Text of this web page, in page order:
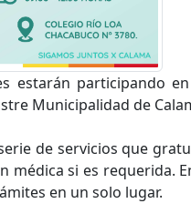
estarán participando
Municipalidad de
de servicios que
médica si es requerida.
en un solo lugar.